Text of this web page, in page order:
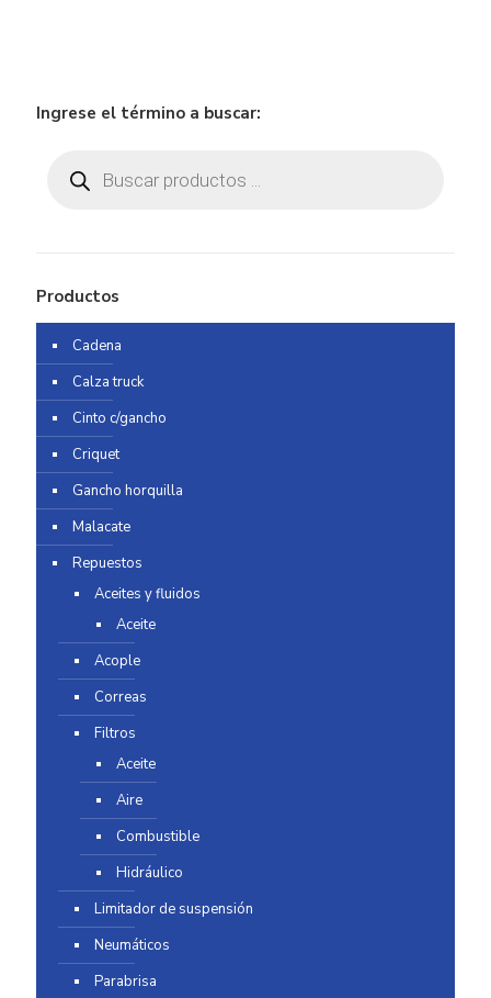
Ingrese el término a buscar:
productos
Productos
Cadena
Calza truck
Cinto c/gancho
Criquet
Gancho horquilla
Malacate
Repuestos
Aceites y fluidos
Aceite
Acople
Correas
Filtros
Aceite
Aire
Combustible
Hidráulico
Limitador de suspensión
Neumáticos
Parabrisa